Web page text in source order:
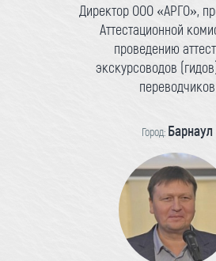
Директор ООО «АРГО»,
Аттестационной
проведению
экскурсоводов
переводчиков
Город: Барнаул